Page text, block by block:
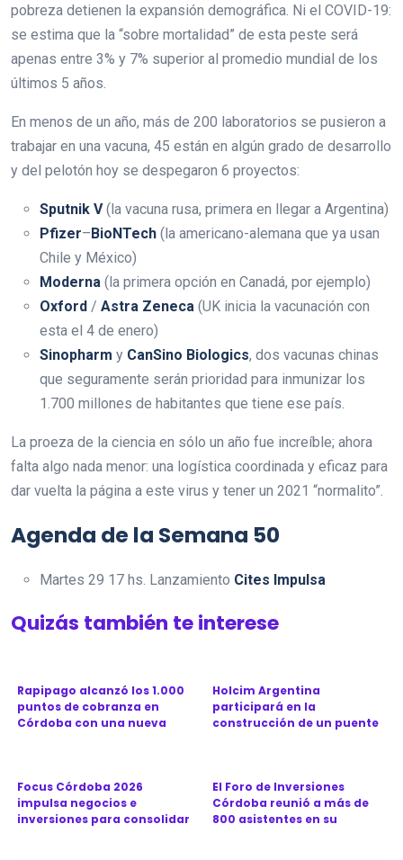
pobreza detienen la expansión demográfica. Ni el COVID-19:
se estima que la “sobre mortalidad” de esta peste será
apenas entre 3% y 7% superior al promedio mundial de los
últimos 5 años.
En menos de un año, más de 200 laboratorios se pusieron a
trabajar en una vacuna, 45 están en algún grado de desarrollo
y del pelotón hoy se despegaron 6 proyectos:
Sputnik V(la vacuna rusa, primera en llegar a Argentina)
Pfizer–BioNTech (la americano-alemana que ya usan
Chile y México)
Moderna (la primera opción en Canadá, por ejemplo)
Oxford / Astra Zeneca (UK inicia la vacunación con
esta el 4 de enero)
Sinopharm y CanSino Biologics, dos vacunas chinas
que seguramente serán prioridad para inmunizar los
1.700 millones de habitantes que tiene ese país.
La proeza de la ciencia en sólo un año fue increíble; ahora
falta algo nada menor: una logística coordinada y eficaz para
dar vuelta la página a este virus y tener un 2021 “normalito”.
Agenda de la Semana 50
Martes 29 17 hs. Lanzamiento Cites Impulsa
Quizás también te interese
Rapipago alcanzó los 1.000
puntos de cobranza en
Córdoba con una nueva
Holcim Argentina
participará en la
construcción de un puente
Focus Córdoba 2026
impulsa negocios e
inversiones para consolidar
El Foro de Inversiones
Córdoba reunió a más de
800 asistentes en su